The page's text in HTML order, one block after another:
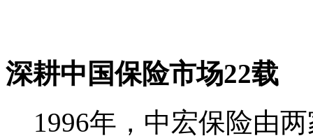
深耕中国保险市场22载
1996年，中宏保险由